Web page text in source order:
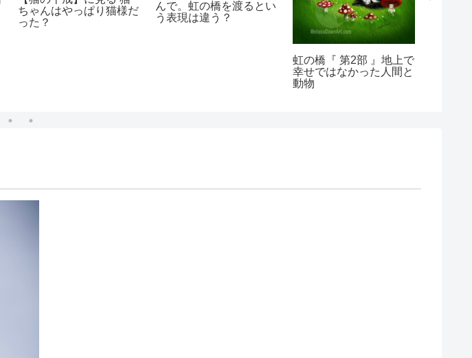
ちゃんはやっぱり猫様だ
った？
んで。虹の橋を渡るとい
う表現は違う？
虹の橋『 第2部 』地上で
幸せではなかった人間と
動物